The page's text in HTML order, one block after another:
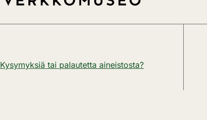
Kysymyksiä tai palautetta aineistosta?